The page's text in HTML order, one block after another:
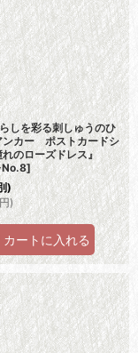
しを彩る刺しゅうのひ
カー ポストカードシ
れのローズドレス』
]
)
円)
カートに入れる